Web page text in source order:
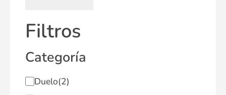
Filtros
Categoría
Duelo(2)